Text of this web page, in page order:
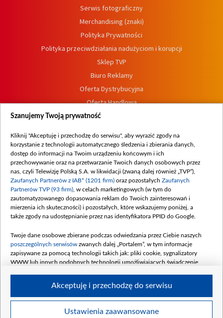
Serwis fotograficzny
Merchandising (znaki)
Polityka Prywatności
Polityka przeciwdziałania nadużyciom i korupcji
Sklep TVP
Biuro Reklamy
Oferta Dystrybucyjna
Oferta Handlowa
Dostępność
Procedura zgłoszeń wewnętrznych
Szanujemy Twoją prywatność
Kliknij "Akceptuję i przechodzę do serwisu", aby wyrazić zgody na
korzystanie z technologii automatycznego śledzenia i zbierania danych,
dostęp do informacji na Twoim urządzeniu końcowym i ich
przechowywanie oraz na przetwarzanie Twoich danych osobowych przez
nas, czyli Telewizję Polską S.A. w likwidacji (zwaną dalej również „TVP”),
Zaufanych Partnerów z IAB* (1201 firm) oraz pozostałych Zaufanych
Partnerów TVP (93 firm) , w celach marketingowych (w tym do
zautomatyzowanego dopasowania reklam do Twoich zainteresowań i
mierzenia ich skuteczności) i pozostałych, które wskazujemy poniżej, a
także zgody na udostępnianie przez nas identyfikatora PPID do Google.
Twoje dane osobowe zbierane podczas odwiedzania przez Ciebie naszych
poszczególnych serwisów zwanych dalej „Portalem”, w tym informacje
zapisywane za pomocą technologii takich jak: pliki cookie, sygnalizatory
WWW lub innych podobnych technologii umożliwiających świadczenie
Twoje dane osobowe zbierane podczas odwiedzania przez Ciebie
Ustawienia zaawansowane
Akceptuję i przechodzę do serwisu